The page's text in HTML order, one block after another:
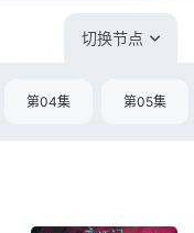
切换节点
第04集 第05集